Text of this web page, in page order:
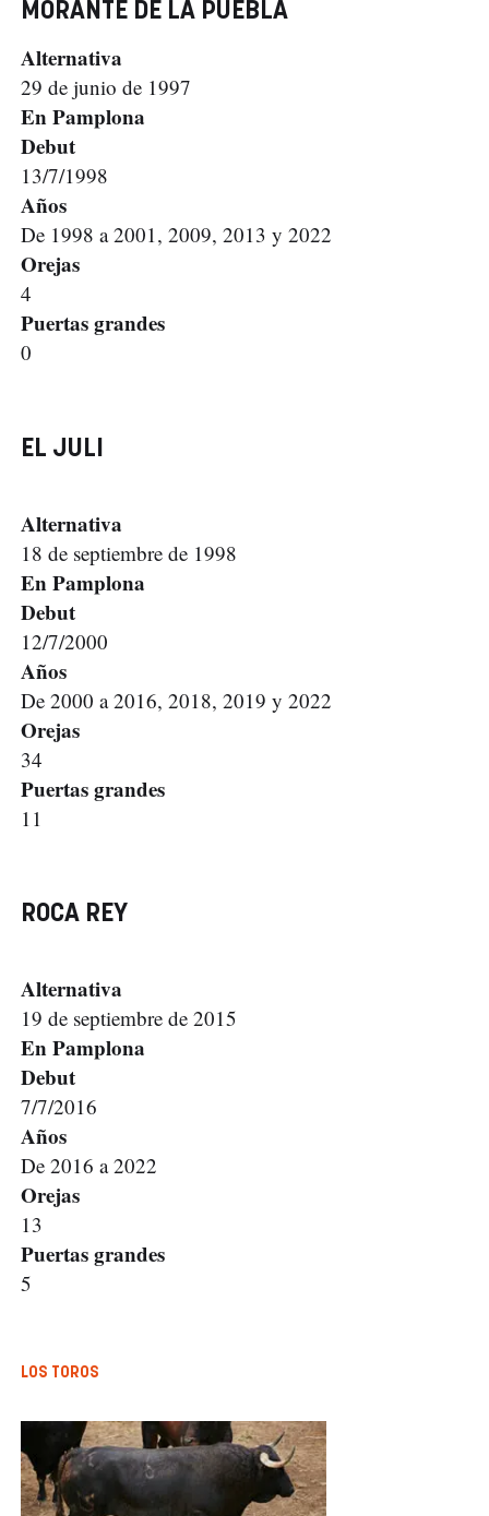
MORANTE DE LA PUEBLA
Alternativa
29 de junio de 1997
En Pamplona
Debut
13/7/1998
Años
De 1998 a 2001, 2009, 2013 y 2022
Orejas
4
Puertas grandes
0
EL JULI
Alternativa
18 de septiembre de 1998
En Pamplona
Debut
12/7/2000
Años
De 2000 a 2016, 2018, 2019 y 2022
Orejas
34
Puertas grandes
11
ROCA REY
Alternativa
19 de septiembre de 2015
En Pamplona
Debut
7/7/2016
Años
De 2016 a 2022
Orejas
13
Puertas grandes
5
LOS TOROS